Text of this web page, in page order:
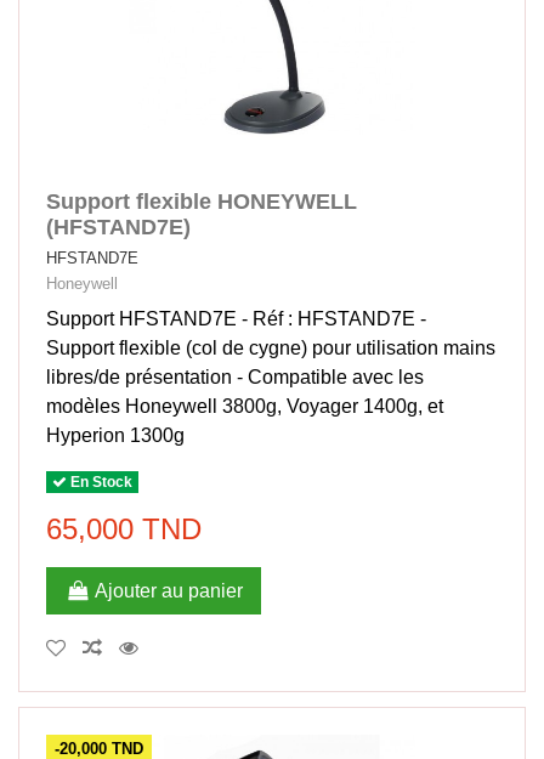
Support flexible HONEYWELL
(HFSTAND7E)
HFSTAND7E
Honeywell
Support HFSTAND7E - Réf : HFSTAND7E -
Support flexible (col de cygne) pour utilisation mains
libres/de présentation - Compatible avec les
modèles Honeywell 3800g, Voyager 1400g, et
Hyperion 1300g
En Stock
65,000 TND
Ajouter au panier
-20,000 TND